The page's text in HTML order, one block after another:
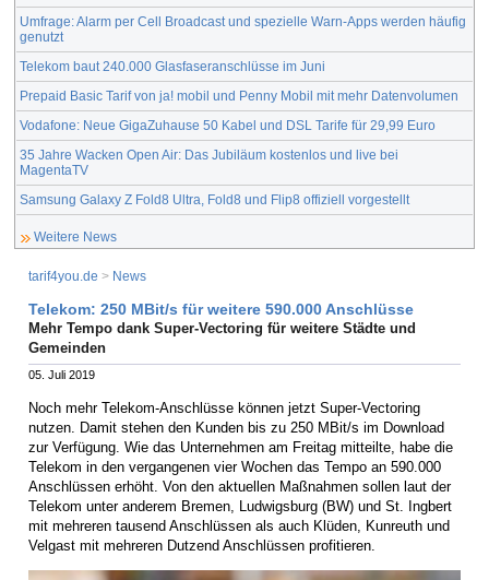
Umfrage: Alarm per Cell Broadcast und spezielle Warn-Apps werden häufig
genutzt
Telekom baut 240.000 Glasfaseranschlüsse im Juni
Prepaid Basic Tarif von ja! mobil und Penny Mobil mit mehr Datenvolumen
Vodafone: Neue GigaZuhause 50 Kabel und DSL Tarife für 29,99 Euro
35 Jahre Wacken Open Air: Das Jubiläum kostenlos und live bei
MagentaTV
Samsung Galaxy Z Fold8 Ultra, Fold8 und Flip8 offiziell vorgestellt
Weitere News
tarif4you.de > News
Telekom: 250 MBit/s für weitere 590.000 Anschlüsse
Mehr Tempo dank Super-Vectoring für weitere Städte und
Gemeinden
05. Juli 2019
Noch mehr Telekom-Anschlüsse können jetzt Super-Vectoring
nutzen. Damit stehen den Kunden bis zu 250 MBit/s im Download
zur Verfügung. Wie das Unternehmen am Freitag mitteilte, habe die
Telekom in den vergangenen vier Wochen das Tempo an 590.000
Anschlüssen erhöht. Von den aktuellen Maßnahmen sollen laut der
Telekom unter anderem Bremen, Ludwigsburg (BW) und St. Ingbert
mit mehreren tausend Anschlüssen als auch Klüden, Kunreuth und
Velgast mit mehreren Dutzend Anschlüssen profitieren.